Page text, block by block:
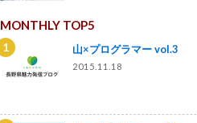
MONTHLY TOP5
山×プログラマー vol.3
2015.11.18